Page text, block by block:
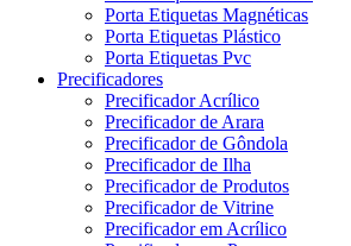
Porta Etiquetas Magnéticas
Porta Etiquetas Plástico
Porta Etiquetas Pvc
Precificadores
Precificador Acrílico
Precificador de Arara
Precificador de Gôndola
Precificador de Ilha
Precificador de Produtos
Precificador de Vitrine
Precificador em Acrílico